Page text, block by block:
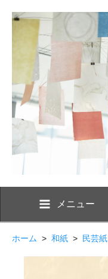
メニュー
ホーム > 和紙 > 民芸紙